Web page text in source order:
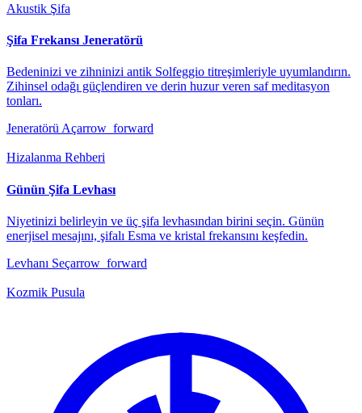
Akustik Şifa
Şifa Frekansı Jeneratörü
Bedeninizi ve zihninizi antik Solfeggio titreşimleriyle uyumlandırın.
Zihinsel odağı güçlendiren ve derin huzur veren saf meditasyon
tonları.
Jeneratörü Açarrow_forward
Hizalanma Rehberi
Günün Şifa Levhası
Niyetinizi belirleyin ve üç şifa levhasından birini seçin. Günün
enerjisel mesajını, şifalı Esma ve kristal frekansını keşfedin.
Levhanı Seçarrow_forward
Kozmik Pusula